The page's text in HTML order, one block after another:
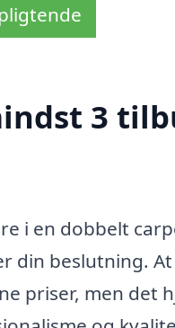
3
i en dobbelt
beslutning.
priser, men det